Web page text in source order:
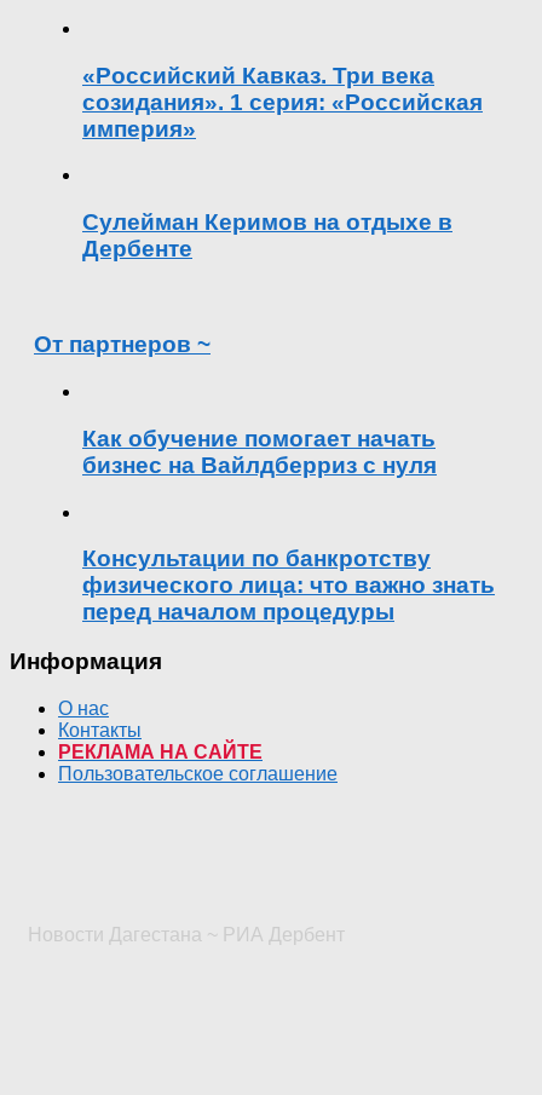
«Российский Кавказ. Три века
созидания». 1 серия: «Российская
империя»
Сулейман Керимов на отдыхе в
Дербенте
От партнеров ~
Как обучение помогает начать
бизнес на Вайлдберриз с нуля
Консультации по банкротству
физического лица: что важно знать
перед началом процедуры
Информация
О нас
Контакты
РЕКЛАМА НА САЙТЕ
Пользовательское соглашение
Новости Дагестана ~ РИА Дербент